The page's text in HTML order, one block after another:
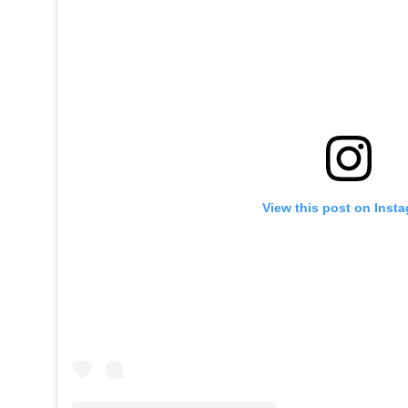
View this post on